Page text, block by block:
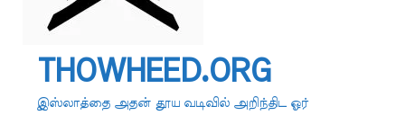
THOWHEED.ORG
இஸ்லாத்தை அதன் தூய வடிவில் அறிந்திட ஓர்